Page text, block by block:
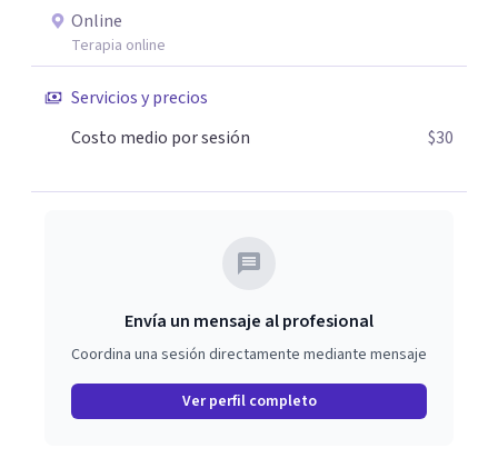
un lugar seguro donde hacer una pausa, reflexionar y
aprender herramientas de autoobservación que te
permitirán valorar lo que deseas conservar y dejar atrás
lo que ya no te sirve. Estoy aquí para guiarte en cada paso
del camino hacia tu bienestar emocional y mental. Si
dudes en contactarme.
Online
Terapia online
Servicios y precios
Costo medio por sesión
$30
Envía un mensaje al profesional
Coordina una sesión directamente mediante mensaje
Ver perfil completo